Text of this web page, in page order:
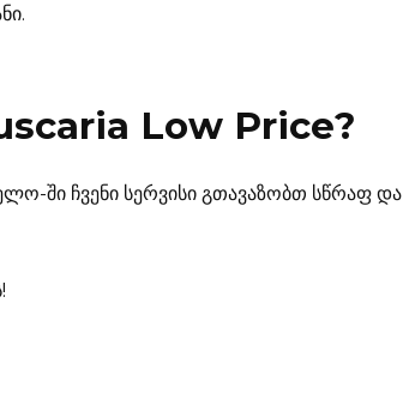
Low Price?
ში ჩვენი სერვისი გთავაზობთ სწრაფ და